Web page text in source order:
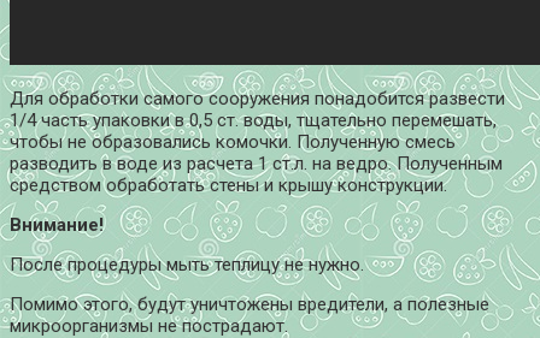
Для обработки самого сооружения понадобится развести
1/4 часть упаковки в 0,5 ст. воды, тщательно перемешать,
чтобы не образовались комочки. Полученную смесь
разводить в воде из расчета 1 ст.л. на ведро. Полученным
средством обработать стены и крышу конструкции.
Внимание!
После процедуры мыть теплицу не нужно.
Помимо этого, будут уничтожены вредители, а полезные
микроорганизмы не пострадают.